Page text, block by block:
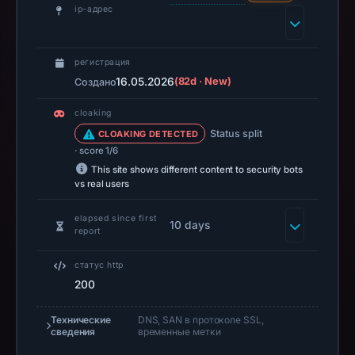
but
timestamp
recorded.
or
missing
establish
safety.
ip-адрес
регистрация
Создано16.05.2026(82d · New)
cloaking
CLOAKING DETECTED Status split
· score 1/6
This site shows different content to security bots
vs real users
elapsed since first
report
10 days
статус http
200
Технические
сведения
DNS, SAN в протоколе SSL,
временные метки